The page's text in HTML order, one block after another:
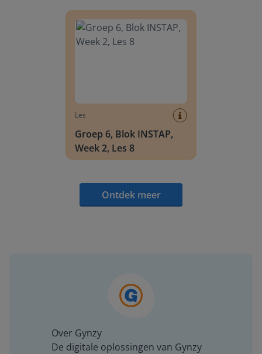
Les
Groep 6, Blok INSTAP,
Week 2, Les 8
Ontdek meer
Over Gynzy
De digitale oplossingen van Gynzy